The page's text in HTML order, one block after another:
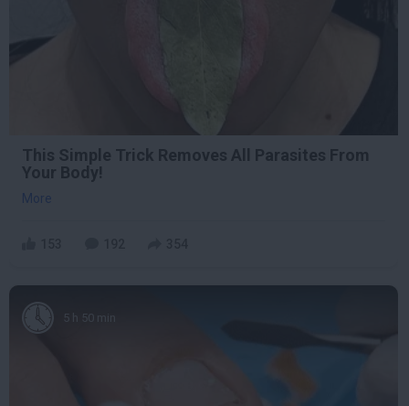
This Simple Trick Removes All Parasites From
Your Body!
More
5 h 50 min